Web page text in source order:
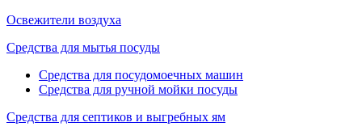
Освежители воздуха
Средства для мытья посуды
Средства для посудомоечных машин
Средства для ручной мойки посуды
Средства для септиков и выгребных ям